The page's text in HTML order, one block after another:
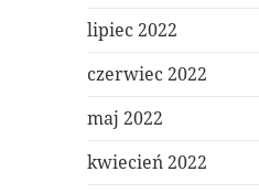
lipiec 2022
czerwiec 2022
maj 2022
kwiecień 2022